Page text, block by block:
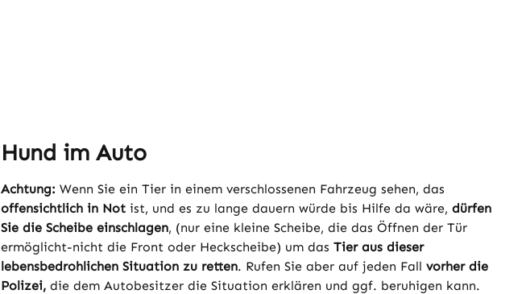
Hund im Auto
Achtung: Wenn Sie ein Tier in einem verschlossenen Fahrzeug sehen, das
offensichtlich in Not ist, und es zu lange dauern würde bis Hilfe da wäre, dürfen
Sie die Scheibe einschlagen, (nur eine kleine Scheibe, die das Öffnen der Tür
ermöglicht-nicht die Front oder Heckscheibe) um das Tier aus dieser
lebensbedrohlichen Situation zu retten. Rufen Sie aber auf jeden Fall vorher die
Polizei, die dem Autobesitzer die Situation erklären und ggf. beruhigen kann.